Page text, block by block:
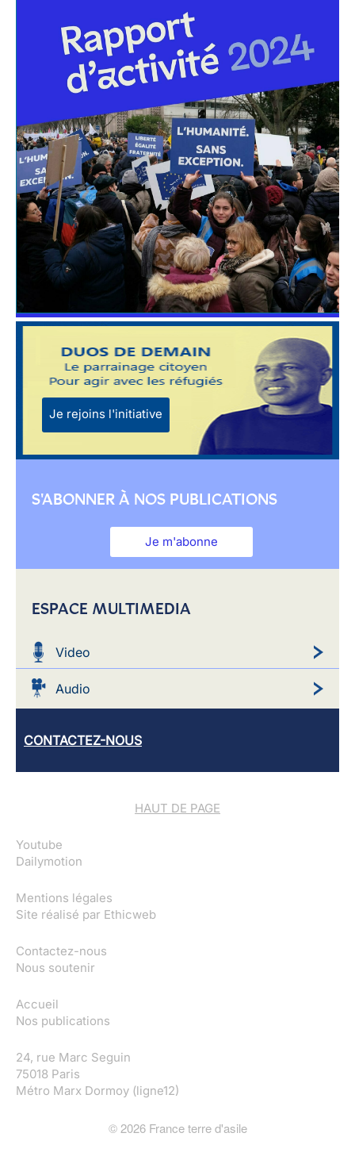
Je rejoins l'initiative
S'ABONNER À NOS PUBLICATIONS
Je m'abonne
ESPACE MULTIMEDIA
Video
Audio
CONTACTEZ-NOUS
HAUT DE PAGE
Youtube
Dailymotion
Mentions légales
Site réalisé par Ethicweb
Contactez-nous
Nous soutenir
Accueil
Nos publications
24, rue Marc Seguin
75018 Paris
Métro Marx Dormoy (ligne12)
© 2026France terre d'asile